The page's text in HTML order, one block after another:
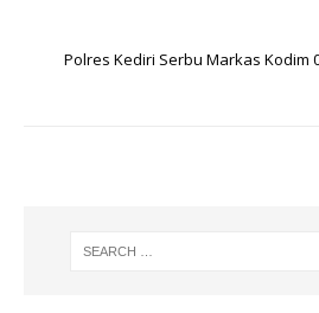
Polres Kediri Serbu Markas Kodim